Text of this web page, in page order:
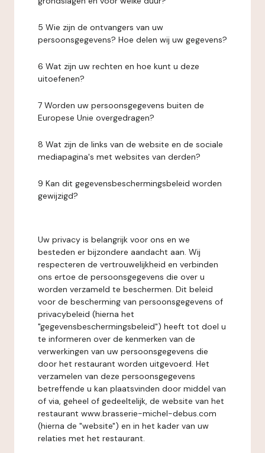
5 Wie zijn de ontvangers van uw
persoonsgegevens? Hoe delen wij uw gegevens?
6 Wat zijn uw rechten en hoe kunt u deze
uitoefenen?
7 Worden uw persoonsgegevens buiten de
Europese Unie overgedragen?
8 Wat zijn de links van de website en de sociale
mediapagina's met websites van derden?
9 Kan dit gegevensbeschermingsbeleid worden
gewijzigd?
Uw privacy is belangrijk voor ons en we
besteden er bijzondere aandacht aan. Wij
respecteren de vertrouwelijkheid en verbinden
ons ertoe de persoonsgegevens die over u
worden verzameld te beschermen. Dit beleid
voor de bescherming van persoonsgegevens of
privacybeleid (hierna het
"gegevensbeschermingsbeleid") heeft tot doel u
te informeren over de kenmerken van de
verwerkingen van uw persoonsgegevens die
door het restaurant worden uitgevoerd. Het
verzamelen van deze persoonsgegevens
betreffende u kan plaatsvinden door middel van
of via, geheel of gedeeltelijk, de website van het
restaurant www.brasserie-michel-debus.com
(hierna de "website") en in het kader van uw
relaties met het restaurant.